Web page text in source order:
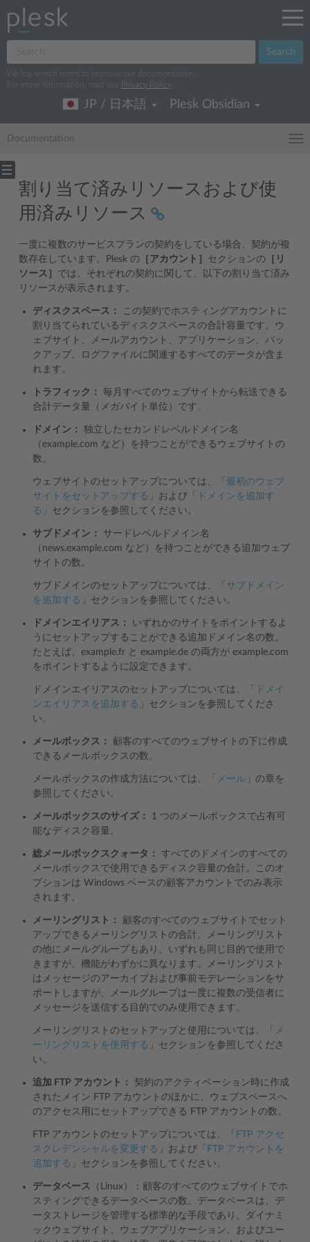
Search
We log search terms to improve our documentation.
For more information, read our
Privacy Policy
JP / 日本語 Plesk Obsidian
Documentation
割り当て済みリソースおよび使
用済みリソース
一度に複数のサービスプランの契約をしている場合、契約が複
数存在しています。Plesk の ［アカウント］ セクションの ［リ
ソース］ では、それぞれの契約に関して、以下の割り当て済み
リソースが表示されます。
ディスクスペース：
この契約でホスティングアカウントに
割り当てられているディスクスペースの合計容量です。ウ
ェブサイト、メールアカウント、アプリケーション、バッ
クアップ、ログファイルに関連するすべてのデータが含ま
れます。
トラフィック：
毎月すべてのウェブサイトから転送できる
合計データ量（メガバイト単位）です。
ドメイン：
独立したセカンドレベルドメイン名
（example.com など）を持つことができるウェブサイトの
数。
ウェブサイトのセットアップについては、「 最初のウェブ
サイトをセットアップする 」および「
ドメインを追加す
る 」セクションを参照してください。
サブドメイン：
サードレベルドメイン名
（news.example.com など）を持つことができる追加ウェブ
サイトの数。
サブドメインのセットアップについては、「 サブドメイン
を追加する 」セクションを参照してください。
ドメインエイリアス：
いずれかのサイトをポイントするよ
うにセットアップすることができる追加ドメイン名の数。
たとえば、example.fr と example.de の両方が example.com
をポイントするように設定できます。
ドメインエイリアスのセットアップについては、「
ドメイ
ンエイリアスを追加する 」セクションを参照してくださ
い。
メールボックス：
顧客のすべてのウェブサイトの下に作成
できるメールボックスの数。
メールボックスの作成方法については、「 メール 」の章を
参照してください。
メールボックスのサイズ：
1 つのメールボックスで占有可
能なディスク容量。
総メールボックスクォータ：
すべてのドメインのすべての
メールボックスで使用できるディスク容量の合計。このオ
プションは Windows ベースの顧客アカウントでのみ表示
されます。
メーリングリスト：
顧客のすべてのウェブサイトでセット
アップできるメーリングリストの合計。メーリングリスト
の他にメールグループもあり、いずれも同じ目的で使用で
きますが、機能がわずかに異なります。メーリングリスト
はメッセージのアーカイブおよび事前モデレーションをサ
ポートしますが、メールグループは一度に複数の受信者に
メッセージを送信する目的でのみ使用できます。
メーリングリストのセットアップと使用については、「 メ
ーリングリストを使用する 」セクションを参照してくださ
い。
追加 FTP アカウント：
契約のアクティベーション時に作成
されたメイン FTP アカウントのほかに、ウェブスペースへ
のアクセス用にセットアップできる FTP アカウントの数。
FTP アカウントのセットアップについては、「 FTP アクセ
スクレデンシャルを変更する 」および「 FTP アカウントを
追加する 」セクションを参照してください。
データベース （Linux）：顧客のすべてのウェブサイトでホ
スティングできるデータベースの数。データベースは、デ
ータストレージを管理する標準的な手段であり、ダイナミ
ックウェブサイト、ウェブアプリケーション、およびユー